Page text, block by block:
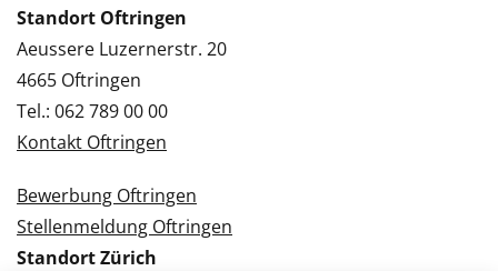
Standort Oftringen
Aeussere Luzernerstr. 20
4665 Oftringen
Tel.: 062 789 00 00
Kontakt Oftringen
Bewerbung Oftringen
Stellenmeldung Oftringen
Standort Zürich